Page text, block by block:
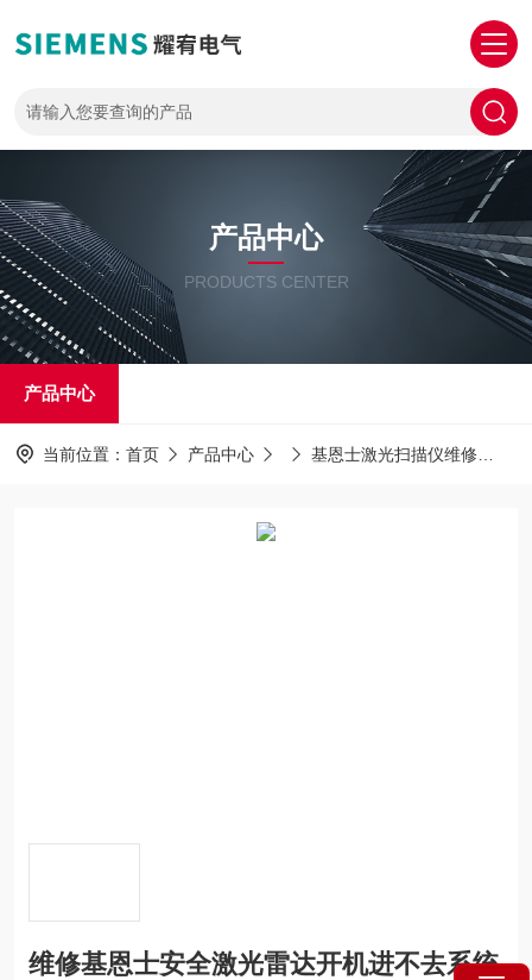
产品中心
PRODUCTS CENTER
产品中心
当前位置： 首页 产品中心 基恩士激光扫描仪维修
维修基恩士安全激光雷达开机进不去系统